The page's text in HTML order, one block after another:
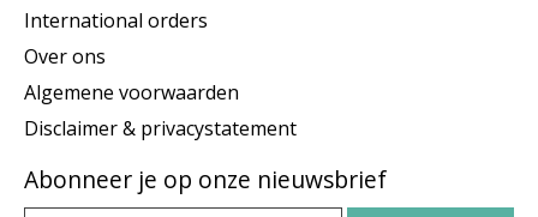
International orders
Over ons
Algemene voorwaarden
Disclaimer & privacystatement
Abonneer je op onze nieuwsbrief